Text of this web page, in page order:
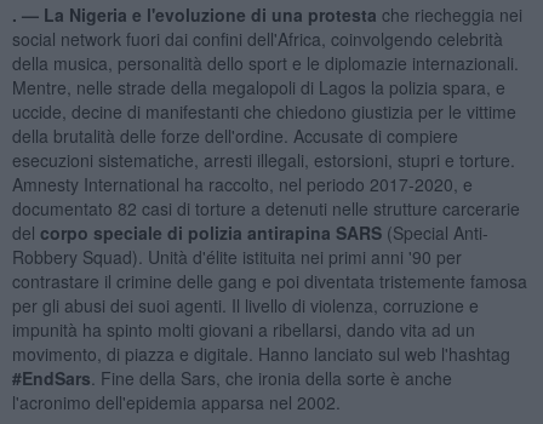
. — La Nigeria e l'evoluzione di una protesta che riecheggia nei
social network fuori dai confini dell'Africa, coinvolgendo celebrità
della musica, personalità dello sport e le diplomazie internazionali.
Mentre, nelle strade della megalopoli di Lagos la polizia spara, e
uccide, decine di manifestanti che chiedono giustizia per le vittime
della brutalità delle forze dell'ordine. Accusate di compiere
esecuzioni sistematiche, arresti illegali, estorsioni, stupri e torture.
Amnesty International ha raccolto, nel periodo 2017-2020, e
documentato 82 casi di torture a detenuti nelle strutture carcerarie
del corpo speciale di polizia antirapina SARS(Special Anti-
Robbery Squad). Unità d'élite istituita nei primi anni '90 per
contrastare il crimine delle gang e poi diventata tristemente famosa
per gli abusi dei suoi agenti. Il livello di violenza, corruzione e
impunità ha spinto molti giovani a ribellarsi, dando vita ad un
movimento, di piazza e digitale. Hanno lanciato sul web l'hashtag
#EndSars . Fine della Sars, che ironia della sorte è anche
l'acronimo dell'epidemia apparsa nel 2002.